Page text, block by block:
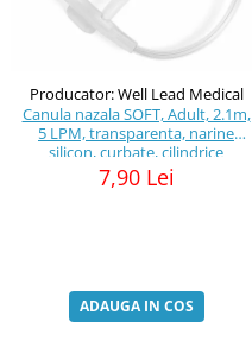
Producator: Well Lead Medical
Canula nazala SOFT, Adult, 2.1m,
5 LPM, transparenta, narine
silicon, curbate, cilindrice
7,90 Lei
ADAUGA IN COS